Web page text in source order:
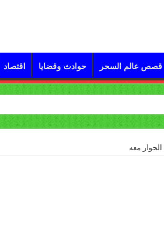
قصص عالم السحر حوادث وقضايا اقتصاد
معه